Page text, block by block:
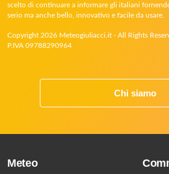
scelto di continuare a informare gli italiani
serio ma anche bello, innovativo e facile da usare.
Copyright 2026 Meteogiuliacci.it - All Rights
P.IVA 09788290964
Chi siamo
Meteo